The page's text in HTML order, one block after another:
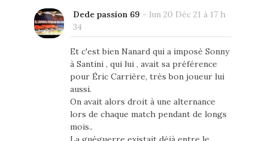
Dede passion 69 - lun 20 Déc 21 à 17 h
34
Et c'est bien Nanard qui a imposé Sonny
à Santini , qui lui , avait sa préférence
pour Éric Carrière, très bon joueur lui
aussi.
On avait alors droit à une alternance
lors de chaque match pendant de longs
mois..